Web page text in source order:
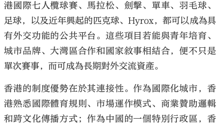
港國際七人欖球賽、馬拉松、劍擊、單車、羽毛球、
足球，以及近年興起的匹克球、Hyrox，都可以成為具
有外交功能的公共平台。這些項目若能與青年培育、
城市品牌、大灣區合作和國家敘事相結合，便不只是
單次賽事，而可成為長期對外交流資產。
香港的制度優勢在於其連接性。作為國際化城市，香
港熟悉國際體育規則、市場運作模式、商業贊助邏輯
和跨文化傳播方式；作為中國的一個特別行政區，香